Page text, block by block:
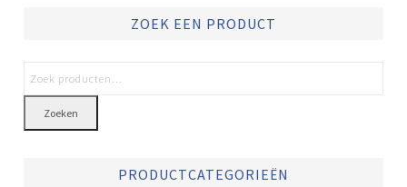
ZOEK EEN PRODUCT
Zoeken
PRODUCTCATEGORIEËN